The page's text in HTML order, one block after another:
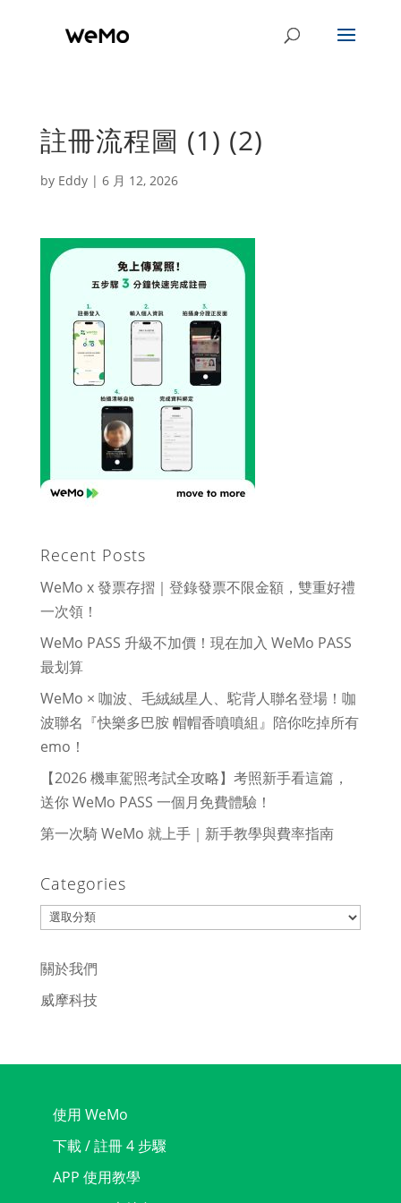
註冊流程圖 (1) (2)
by Eddy| 6 月 12, 2026
Recent Posts
WeMo x 發票存摺｜登錄發票不限金額，雙重好禮
一次領！
WeMo PASS 升級不加價！現在加入 WeMo PASS
最划算
WeMo × 咖波、毛絨絨星人、駝背人聯名登場！咖
波聯名『快樂多巴胺 帽帽香噴噴組』陪你吃掉所有
emo！
【2026 機車駕照考試全攻略】考照新手看這篇，
送你 WeMo PASS 一個月免費體驗！
第一次騎 WeMo 就上手｜新手教學與費率指南
Categories
Categories
關於我們
威摩科技
使用 WeMo
下載 / 註冊 4 步驟
APP 使用教學